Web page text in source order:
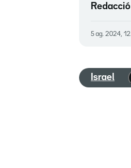
Redacció
5 ag. 2024,
Israel